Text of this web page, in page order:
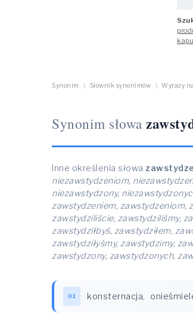
Synonim \ Słownik synonimów \ Wyrazy
Synonim słowa
Inne określenia słowa
niezawstydzeniom,
niezawstydzony,
zawstydzeniem, zawstydzeniom,
zawstydziliście, zawstydziliśmy,
zawstydziłbyś, zawstydziłem,
zawstydziłyśmy, zawstydzimy,
zawstydzony, zawstydzonych,
01 konsternacja,